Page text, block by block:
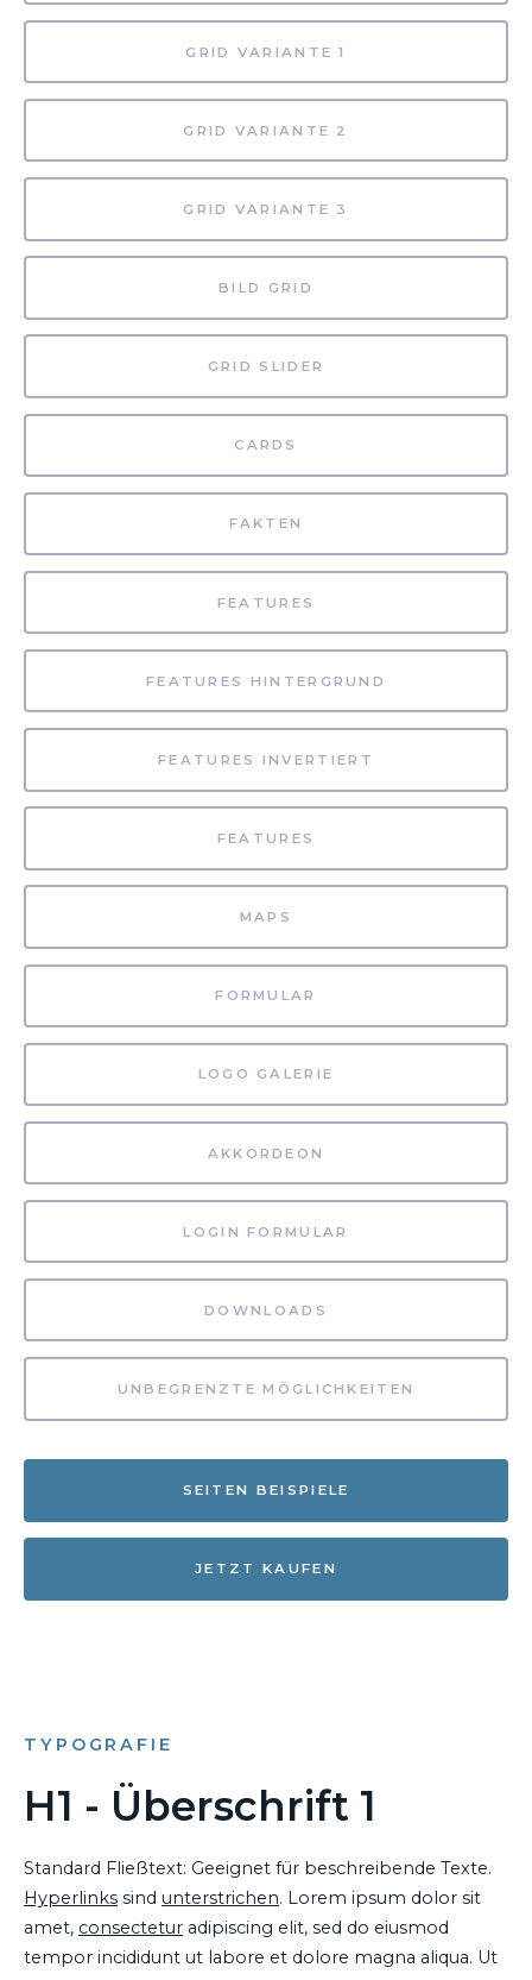
GRID VARIANTE 1
GRID VARIANTE 2
GRID VARIANTE 3
BILD GRID
GRID SLIDER
CARDS
FAKTEN
FEATURES
FEATURES HINTERGRUND
FEATURES INVERTIERT
FEATURES
MAPS
FORMULAR
LOGO GALERIE
AKKORDEON
LOGIN FORMULAR
DOWNLOADS
UNBEGRENZTE MÖGLICHKEITEN
SEITEN BEISPIELE
JETZT KAUFEN
TYPOGRAFIE
H1 - Überschrift 1
Standard Fließtext: Geeignet für beschreibende Texte.
Hyperlinks sind unterstrichen. Lorem ipsum dolor sit
amet, consectetur adipiscing elit, sed do eiusmod
tempor incididunt ut labore et dolore magna aliqua. Ut